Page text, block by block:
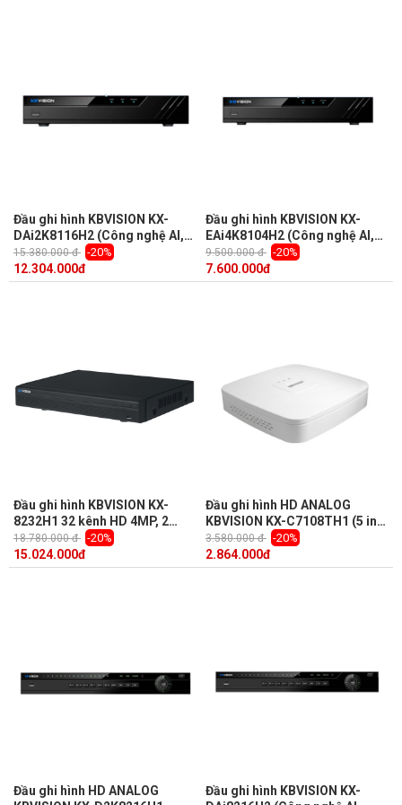
Đầu ghi hình KBVISION KX-
DAi2K8116H2 (Công nghệ AI,
nhận diện khuôn mặt, 16 kênh,
hỗ trợ camera lên dến 8.0MP)
15.380.000 đ -20%
12.304.000đ
Đầu ghi hình KBVISION KX-
EAi4K8104H2 (Công nghệ AI,
nhận diện khuôn mặt, 4 kênh)
9.500.000 đ -20%
7.600.000đ
Đầu ghi hình KBVISION KX-
8232H1 32 kênh HD 4MP, 2
Sata, Audio, truyền tải âm
thanh báo động
18.780.000 đ -20%
15.024.000đ
Đầu ghi hình HD ANALOG
KBVISION KX-C7108TH1 (5 in
1, 8 kênh + 2 kênh IP 6Mp)
3.580.000 đ -20%
2.864.000đ
Đầu ghi hình HD ANALOG
Đầu ghi hình KBVISION KX-